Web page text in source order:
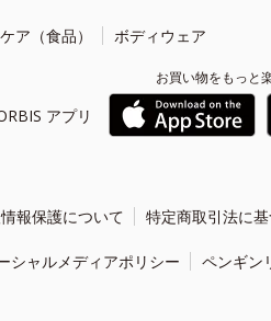
ア（食品） ボディウェア
アプリ
お買い物をもっと
報保護について 特定商取引法に
シャルメディアポリシー ペンギン